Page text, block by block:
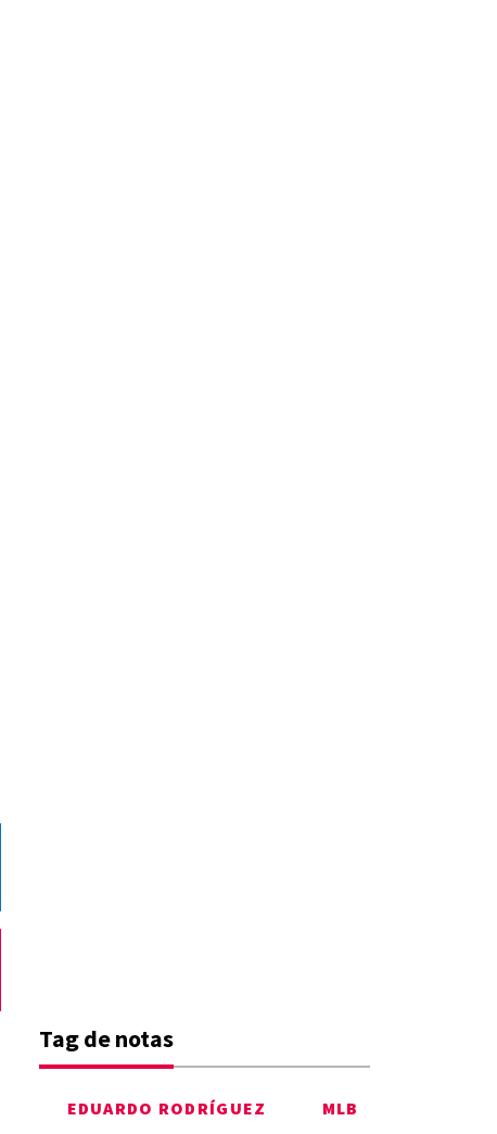
Tag de notas
EDUARDO RODRÍGUEZ MLB